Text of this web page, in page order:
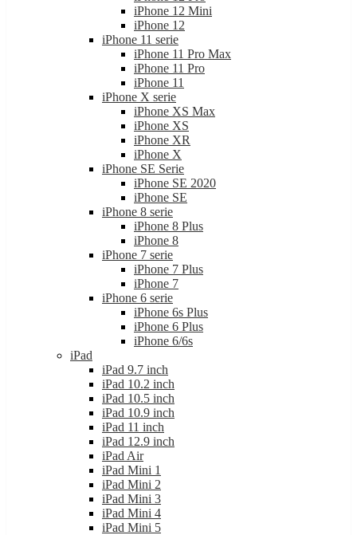
iPhone 12 Mini
iPhone 12
iPhone 11 serie
iPhone 11 Pro Max
iPhone 11 Pro
iPhone 11
iPhone X serie
iPhone XS Max
iPhone XS
iPhone XR
iPhone X
iPhone SE Serie
iPhone SE 2020
iPhone SE
iPhone 8 serie
iPhone 8 Plus
iPhone 8
iPhone 7 serie
iPhone 7 Plus
iPhone 7
iPhone 6 serie
iPhone 6s Plus
iPhone 6 Plus
iPhone 6/6s
iPad
iPad 9.7 inch
iPad 10.2 inch
iPad 10.5 inch
iPad 10.9 inch
iPad 11 inch
iPad 12.9 inch
iPad Air
iPad Mini 1
iPad Mini 2
iPad Mini 3
iPad Mini 4
iPad Mini 5